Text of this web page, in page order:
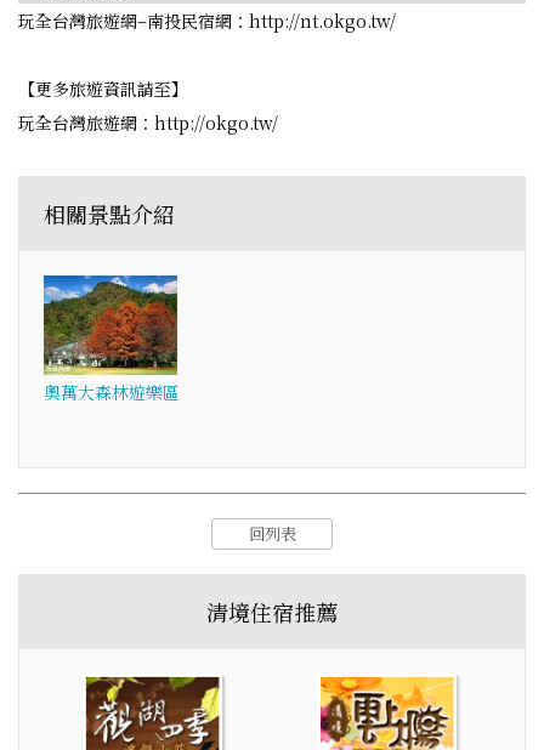
玩全台灣旅遊網–南投民宿網：http://nt.okgo.tw/
【更多旅遊資訊請至】
玩全台灣旅遊網：http://okgo.tw/
相關景點介紹
奧萬大森林遊樂區
回列表
清境住宿推薦